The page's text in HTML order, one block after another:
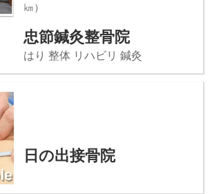
㎞）
忠節鍼灸整骨院
はり 整体 リハビリ 鍼灸
日の出接骨院